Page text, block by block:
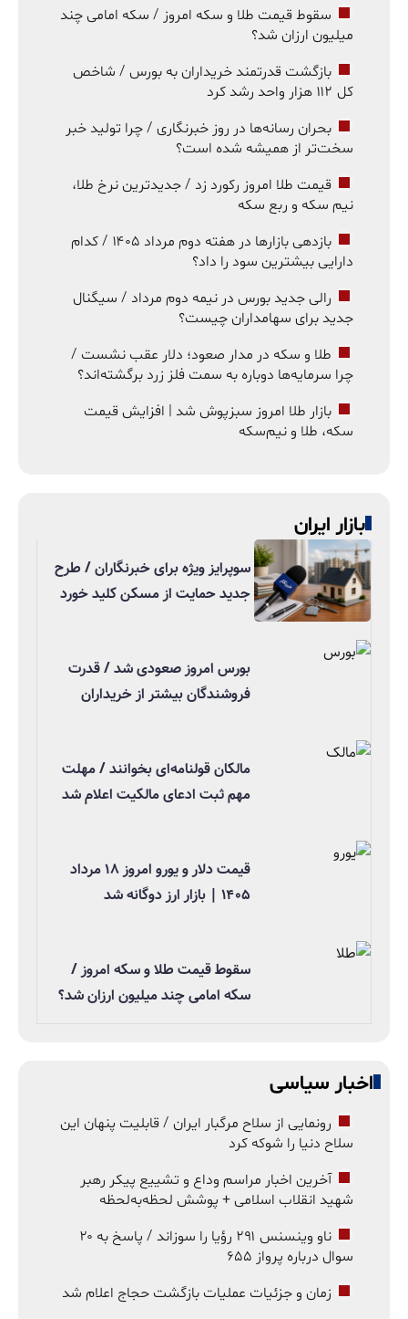
سقوط قیمت طلا و سکه امروز / سکه امامی چند
میلیون ارزان شد؟
بازگشت قدرتمند خریداران به بورس / شاخص
کل ۱۱۲ هزار واحد رشد کرد
بحران رسانه‌ها در روز خبرنگاری / چرا تولید خبر
سخت‌تر از همیشه شده است؟
قیمت طلا امروز رکورد زد / جدیدترین نرخ طلا،
نیم سکه و ربع سکه
بازدهی بازارها در هفته دوم مرداد ۱۴۰۵ / کدام
دارایی بیشترین سود را داد؟
رالی جدید بورس در نیمه دوم مرداد / سیگنال
جدید برای سهامداران چیست؟
طلا و سکه در مدار صعود؛ دلار عقب نشست /
چرا سرمایه‌ها دوباره به سمت فلز زرد برگشته‌اند؟
بازار طلا امروز سبزپوش شد | افزایش قیمت
سکه، طلا و نیم‌سکه
بازار ایران
سوپرایز ویژه برای خبرنگاران / طرح
جدید حمایت از مسکن کلید خورد
بورس امروز صعودی شد / قدرت
فروشندگان بیشتر از خریداران
مالکان قولنامه‌ای بخوانند / مهلت
مهم ثبت ادعای مالکیت اعلام شد
قیمت دلار و یورو امروز ۱۸ مرداد
۱۴۰۵ | بازار ارز دوگانه شد
سقوط قیمت طلا و سکه امروز /
سکه امامی چند میلیون ارزان شد؟
اخبار سیاسی
رونمایی از سلاح مرگبار ایران / قابلیت پنهان این
سلاح دنیا را شوکه کرد
آخرین اخبار مراسم وداع و تشییع پیکر رهبر
شهید انقلاب اسلامی + پوشش لحظه‌به‌لحظه
ناو وینسنس ۲۹۱ رؤیا را سوزاند / پاسخ به ۲۰
سوال درباره پرواز ۶۵۵
زمان و جزئیات عملیات بازگشت حجاج اعلام شد